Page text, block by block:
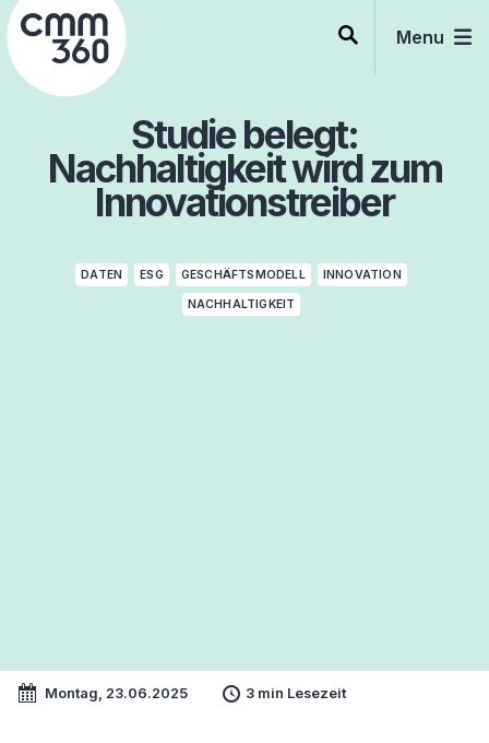
Skip
to
content
Menu
Studie belegt:
Nachhaltigkeit wird zum
Innovationstreiber
DATEN ESG GESCHÄFTSMODELL INNOVATION
NACHHALTIGKEIT
Montag, 23.06.2025 3 min Lesezeit